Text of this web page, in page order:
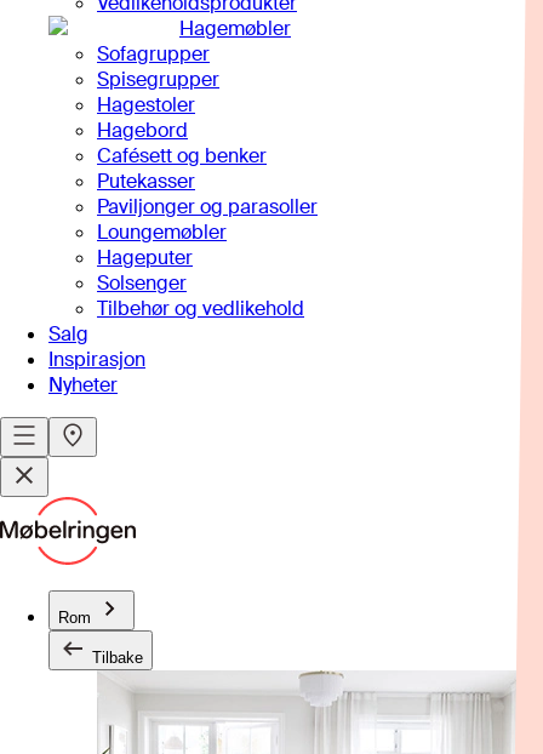
Hagemøbler
Sofagrupper
Spisegrupper
Hagestoler
Hagebord
Cafésett og benker
Putekasser
Paviljonger og parasoller
Loungemøbler
Hageputer
Solsenger
Tilbehør og vedlikehold
Salg
Inspirasjon
Nyheter
Rom
Tilbake